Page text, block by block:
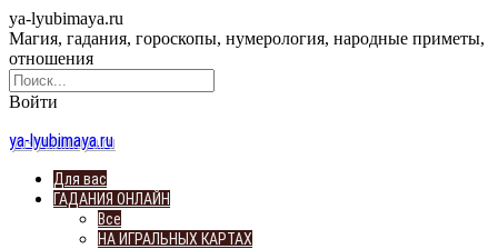
ya-lyubimaya.ru
Магия, гадания, гороскопы, нумерология, народные приметы,
отношения
Войти
ya-lyubimaya.ru
Для вас
ГАДАНИЯ ОНЛАЙН
Все
НА ИГРАЛЬНЫХ КАРТАХ